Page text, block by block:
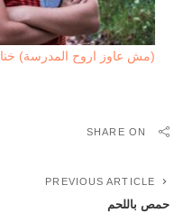
(مش عاوز اروح المدرسة)
SHARE ON
PREVIOUS ARTICLE
حمص باللحم